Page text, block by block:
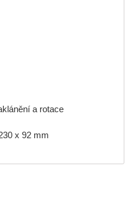
a rotace
x 92 mm